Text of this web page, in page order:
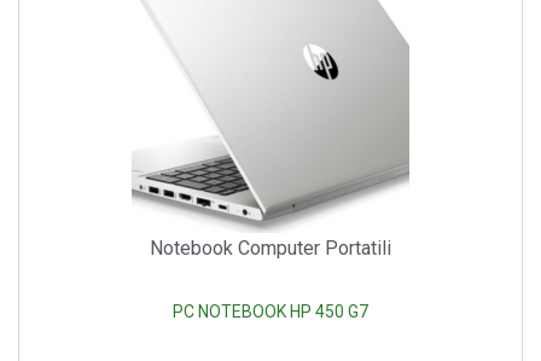
Notebook Computer Portatili
PC NOTEBOOK HP 450 G7